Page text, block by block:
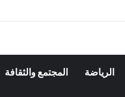
الرياضة المجتمع والثقافة